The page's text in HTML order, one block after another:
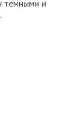
темными и